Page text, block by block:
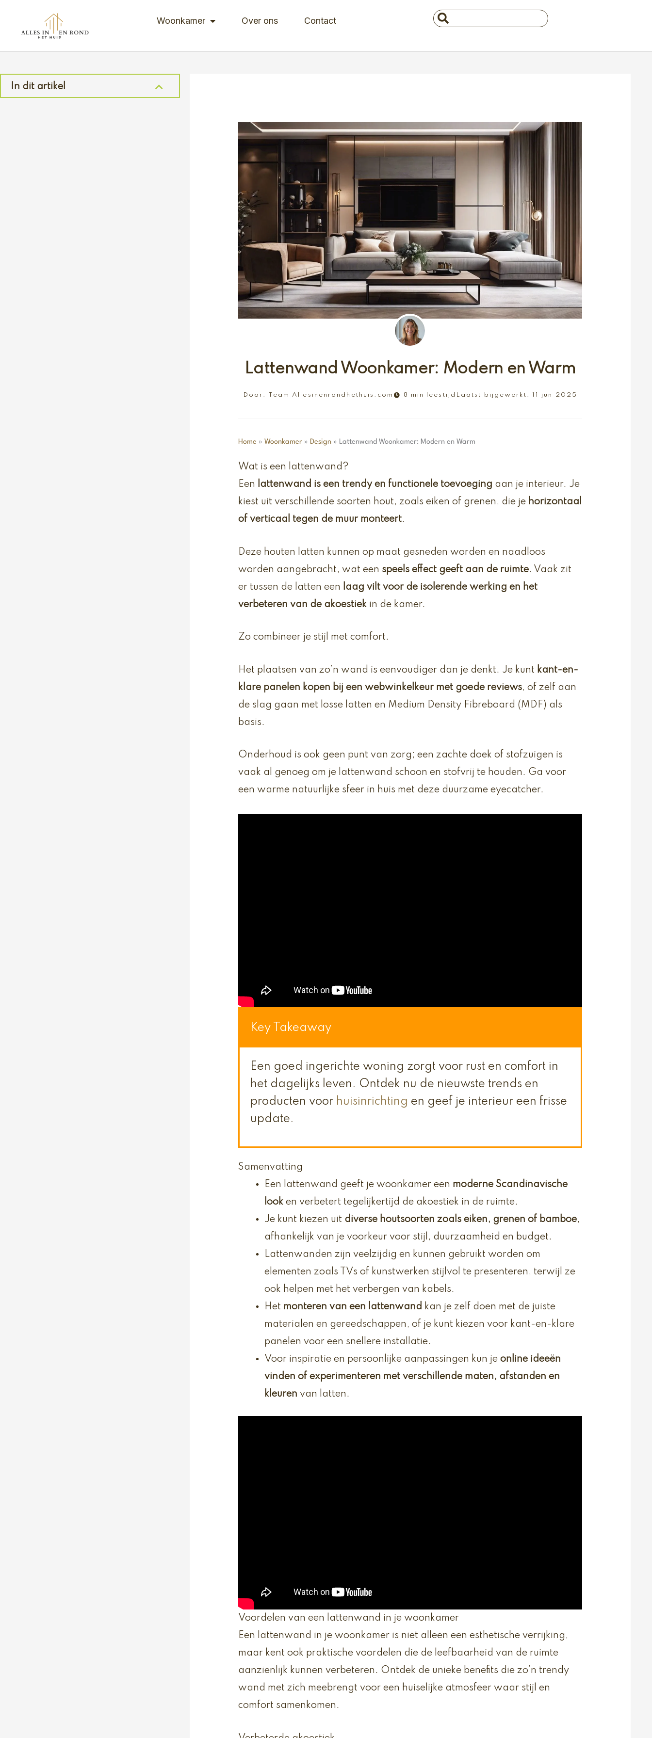
Woonkamer Over ons Contact
Search
...
In dit artikel
Lattenwand Woonkamer: Modern en Warm
Door: Team Allesinenrondhethuis.com 8 min leestijd Laatst bijgewerkt: 11 jun 2025
Home » Woonkamer » Design » Lattenwand Woonkamer: Modern en Warm
Wat is een lattenwand?
Een lattenwand is een trendy en functionele toevoeging aan je interieur. Je
kiest uit verschillende soorten hout, zoals eiken of grenen, die je horizontaal
of verticaal tegen de muur monteert.
Deze houten latten kunnen op maat gesneden worden en naadloos
worden aangebracht, wat een speels effect geeft aan de ruimte. Vaak zit
er tussen de latten een
laag vilt voor de isolerende werking en het
verbeteren van de akoestiek in de kamer.
Zo combineer je stijl met comfort.
Het plaatsen van zo’n wand is eenvoudiger dan je denkt. Je kunt kant-en-
klare panelen kopen bij een webwinkelkeur met goede reviews, of zelf aan
de slag gaan met losse latten en Medium Density Fibreboard (MDF) als
basis.
Onderhoud is ook geen punt van zorg; een zachte doek of stofzuigen is
vaak al genoeg om je lattenwand schoon en stofvrij te houden. Ga voor
een warme natuurlijke sfeer in huis met deze duurzame eyecatcher.
Key Takeaway
Een goed ingerichte woning zorgt voor rust en comfort in
het dagelijks leven. Ontdek nu de nieuwste trends en
producten voor huisinrichting en geef je interieur een frisse
update.
Samenvatting
Een lattenwand geeft je woonkamer een moderne Scandinavische
look en verbetert tegelijkertijd de akoestiek in de ruimte.
Je kunt kiezen uit diverse houtsoorten zoals eiken, grenen of bamboe,
afhankelijk van je voorkeur voor stijl, duurzaamheid en budget.
Lattenwanden zijn veelzijdig en kunnen gebruikt worden om
elementen zoals TVs of kunstwerken stijlvol te presenteren, terwijl ze
ook helpen met het verbergen van kabels.
Het monteren van een lattenwand kan je zelf doen met de juiste
materialen en gereedschappen, of je kunt kiezen voor kant-en-klare
panelen voor een snellere installatie.
Voor inspiratie en persoonlijke aanpassingen kun je online ideeën
vinden of experimenteren met verschillende maten, afstanden en
kleuren van latten.
Voordelen van een lattenwand in je woonkamer
Een lattenwand in je woonkamer is niet alleen een esthetische verrijking,
maar kent ook praktische voordelen die de leefbaarheid van de ruimte
aanzienlijk kunnen verbeteren. Ontdek de unieke benefits die zo’n trendy
wand met zich meebrengt voor een huiselijke atmosfeer waar stijl en
comfort samenkomen.